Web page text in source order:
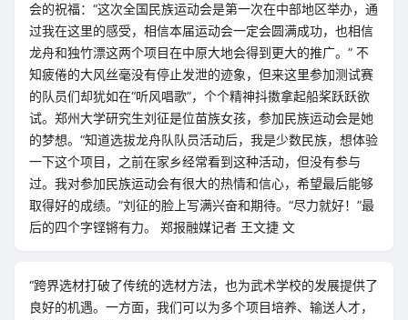
会的祝福：“这次全国民族运动会是第一次在中部地区举办，通
过我在这里的感受，相信本届运动会一定会圆满成功，也相信
龙舟和独竹漂这两个项目在中原大地会得到更大的推广。” 不
知疲倦的大风丝毫没有停止发泄的迹象，但来这里参加测试赛
的队员们却犹如在“听风唱歌”，个个精神抖擞拿起船桨跃跃欲
试。郑州大学研究生刘征是位苗族女孩，参加民族运动会是她
的梦想。“知道选拔龙舟队队员活动后，我是少数民族，想体验
一下这个项目，之前在家乡经常看到这种活动，但没有参与
过。我对参加民族运动会有很大的热情和信心，希望最后能够
取得好的成绩。”刘征的脸上写满兴奋和期待。“尽力就好！”最
后的四个字铿锵有力。 郑报融媒记者 王文捷 文
“跨界选材打破了传统的选材方法，也为武术学校的发展提供了
良好的机遇。一方面，我们可以为多个项目培养、输送人才，